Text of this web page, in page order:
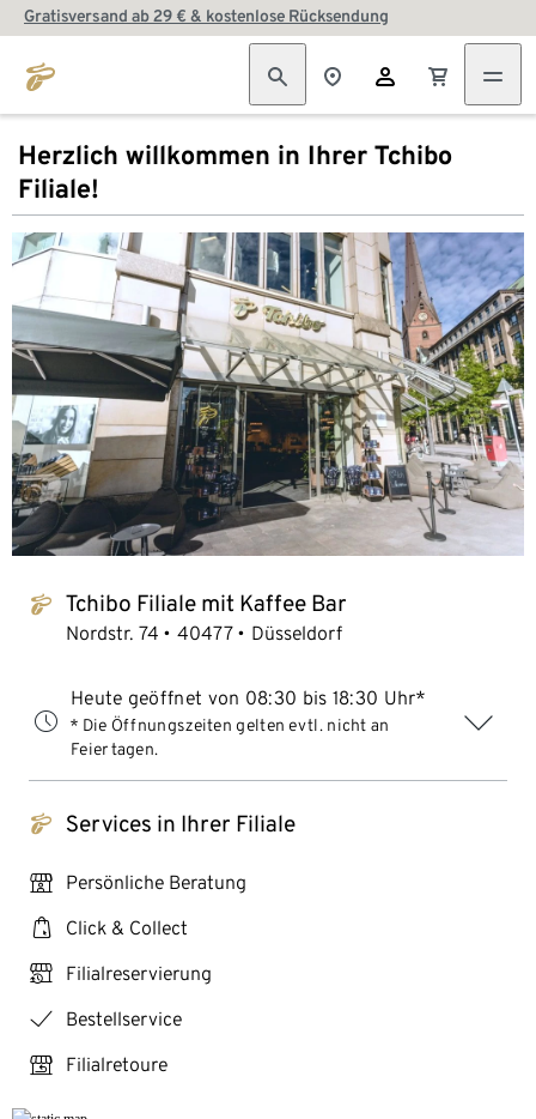
Gratisversand ab 29 € & kostenlose Rücksendung
Herzlich willkommen in Ihrer Tchibo
Filiale!
tchibo_logo Tchibo Filiale mit Kaffee Bar
Nordstr. 74 40477 Düsseldorf
Heute geöffnet von 08:30 bis 18:30 Uhr*
* Die Öffnungszeiten gelten evtl. nicht an
Feiertagen.
tchibo_logo Services in Ihrer Filiale
personal_services Persönliche Beratung
click_collect Click & Collect
click_reserve_store Filialreservierung
checkmark Bestellservice
store_return Filialretoure